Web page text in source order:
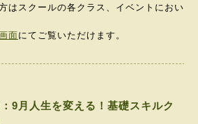
はスクールの各クラス、イベントにおい
面にてご覧いただけます。
9月人生を変える！基礎スキルク